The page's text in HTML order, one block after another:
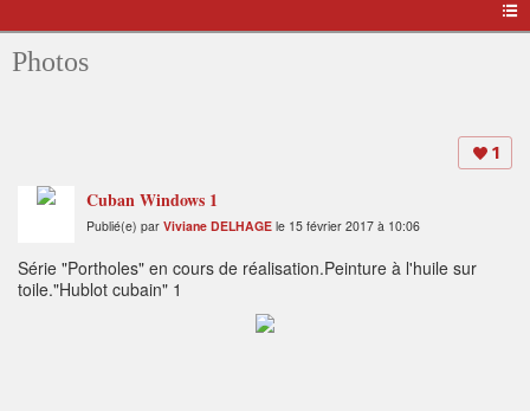
Photos
1
Cuban Windows 1
Publié(e) par Viviane DELHAGE le 15 février 2017 à 10:06
Série "Portholes" en cours de réalisation.Peinture à l'huile sur
toile."Hublot cubain" 1